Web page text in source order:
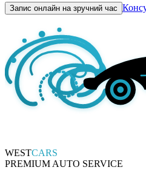
Запис онлайн на зручний час
WESTCARS
PREMIUM AUTO SERVICE